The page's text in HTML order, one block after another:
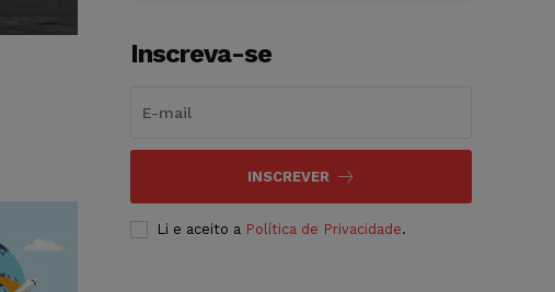
Inscreva-se
INSCREVER
Li e aceito a Política de Privacidade.